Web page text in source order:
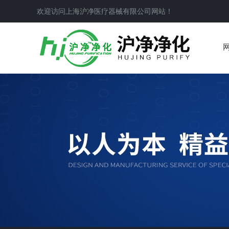
欢迎访问上海沪净医疗器械有限公司网站！